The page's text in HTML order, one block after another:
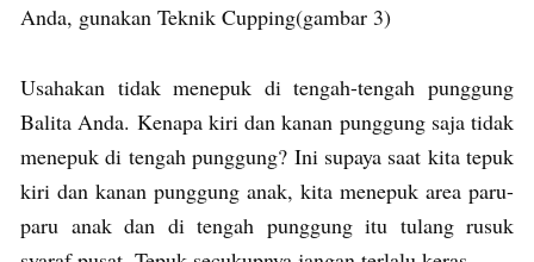
Anda, gunakan Teknik Cupping(gambar 3)
Usahakan tidak menepuk di tengah-tengah punggung
Balita Anda. Kenapa kiri dan kanan punggung saja tidak
menepuk di tengah punggung? Ini supaya saat kita tepuk
kiri dan kanan punggung anak, kita menepuk area paru-
paru anak dan di tengah punggung itu tulang rusuk